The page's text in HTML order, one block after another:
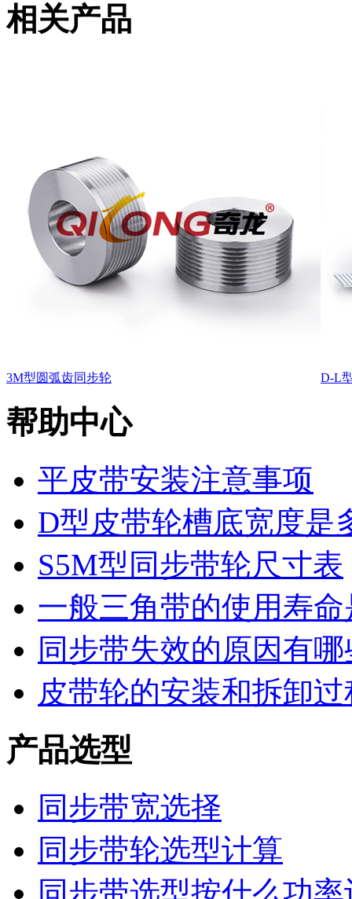
相关产品
3M型圆弧齿同步轮 D-L
帮助中心
平皮带安装注意事项
D型皮带轮槽底宽度是
S5M型同步带轮尺寸表
一般三角带的使用寿命
同步带失效的原因有哪
皮带轮的安装和拆卸过
产品选型
同步带宽选择
同步带轮选型计算
同步带选型按什么功率